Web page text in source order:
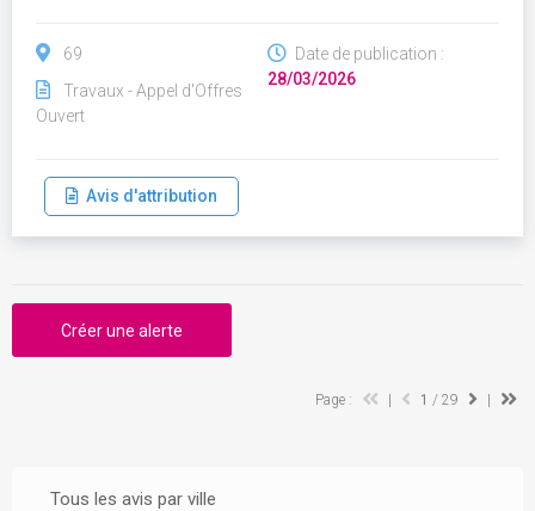
Tous les avis par ville
69
Travaux - Appel d'Offres
Ouvert
Date de publication :
28/03/2026
Avis d'attribution
Créer une alerte
Page : 1 / 29